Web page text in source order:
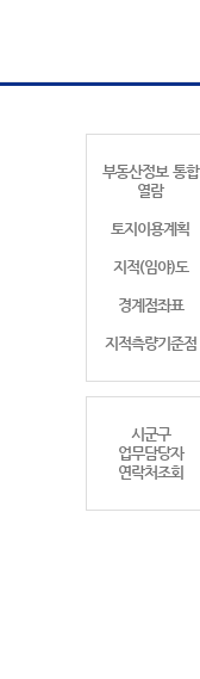
부동산정보 통합
열람
토지이용계획
지적(임야)도
경계점좌표
지적측량기준점
시군구
업무담당자
연락처조회